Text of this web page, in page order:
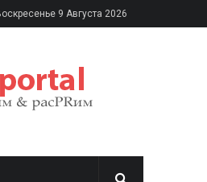
9 Августа 2026